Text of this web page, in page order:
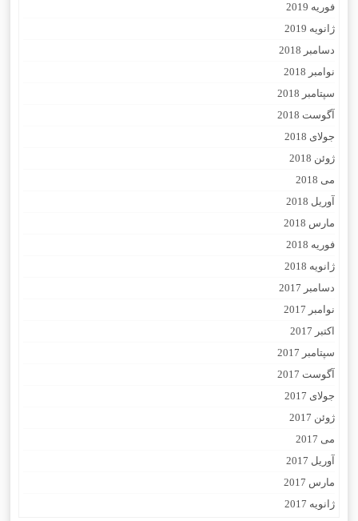
فوریه 2019
ژانویه 2019
دسامبر 2018
نوامبر 2018
سپتامبر 2018
آگوست 2018
جولای 2018
ژوئن 2018
می 2018
آوریل 2018
مارس 2018
فوریه 2018
ژانویه 2018
دسامبر 2017
نوامبر 2017
اکتبر 2017
سپتامبر 2017
آگوست 2017
جولای 2017
ژوئن 2017
می 2017
آوریل 2017
مارس 2017
ژانویه 2017